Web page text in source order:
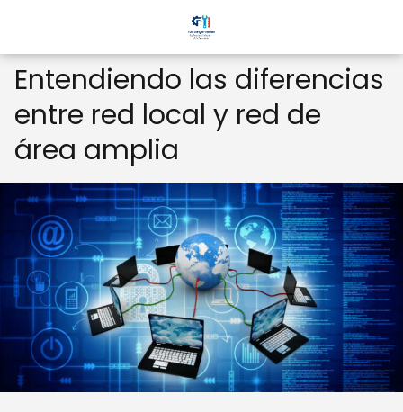
Entendiendo las diferencias
entre red local y red de
área amplia